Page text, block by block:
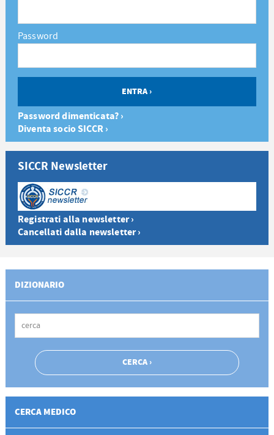
Password
Password dimenticata? ›
Diventa socio SICCR ›
SICCR Newsletter
Registrati alla newsletter ›
Cancellati dalla newsletter ›
DIZIONARIO
CERCA MEDICO